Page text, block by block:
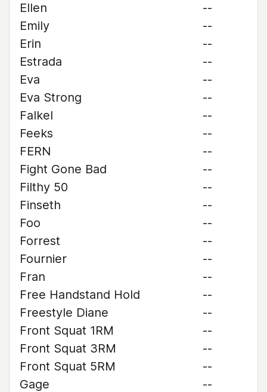
Ellen
--
Emily
--
Erin
--
Estrada
--
Eva
--
Eva Strong
--
Falkel
--
Feeks
--
FERN
--
Fight Gone Bad
--
Filthy 50
--
Finseth
--
Foo
--
Forrest
--
Fournier
--
Fran
--
Free Handstand Hold
--
Freestyle Diane
--
Front Squat 1RM
--
Front Squat 3RM
--
Front Squat 5RM
--
Gage
--